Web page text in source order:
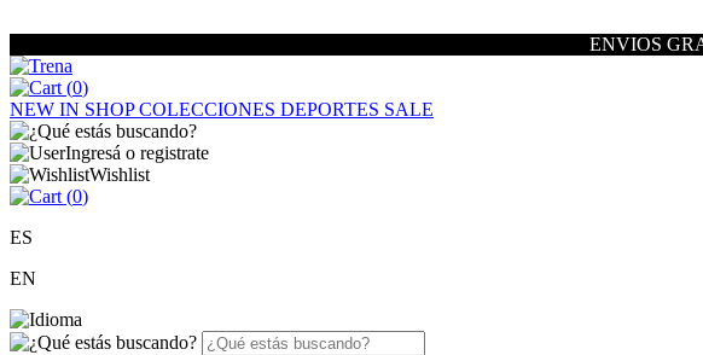
ENVIOS
(0)
NEW IN SHOPCOLECCIONES DEPORTES SALE
Ingresá o registrate
Wishlist
(0)
ES
EN